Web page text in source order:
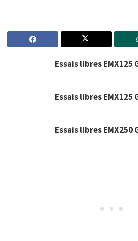
Essais libres EMX125
Essais libres EMX125
Essais libres EMX250